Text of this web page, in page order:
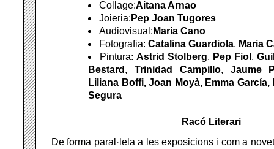
Collage:Aitana Arnao
Joieria: Pep Joan Tugores
Audiovisual: Maria Cano
Fotografia: Catalina Guardiola, Maria
Pintura: Astrid Stolberg, Pep Fiol ,
Bestard , Trinidad Campillo, Jaume
Liliana Boffi, Joan Moyà, Emma
Segura
Racó Literari
De forma paral·lela a les exposicions i com a